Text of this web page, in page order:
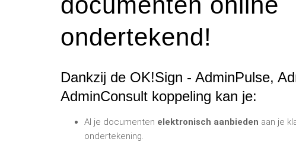
ondertekend!
Dankzij de OK!Sign - AdminPulse,
AdminConsult koppeling kan je:
Al je documenten elektronisch aanbieden aan je
ondertekening.